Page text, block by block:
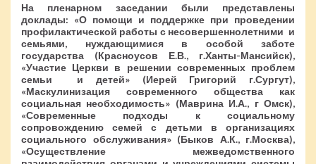
На пленарном заседании были представлены
доклады: «О помощи и поддержке при проведении
профилактической работы с несовершеннолетними и
семьями, нуждающимися в особой заботе
государства (Красноусов Е.В., г.Ханты-Мансийск),
«Участие Церкви в решении современных проблем
семьи и детей» (Иерей Григорий г.Сургут),
«Маскулинизация современного общества как
социальная необходимость» (Маврина И.А., г Омск),
«Современные подходы к социальному
сопровождению семей с детьми в организациях
социального обслуживания» (Быков А.К., г.Москва),
«Осуществление межведомственного